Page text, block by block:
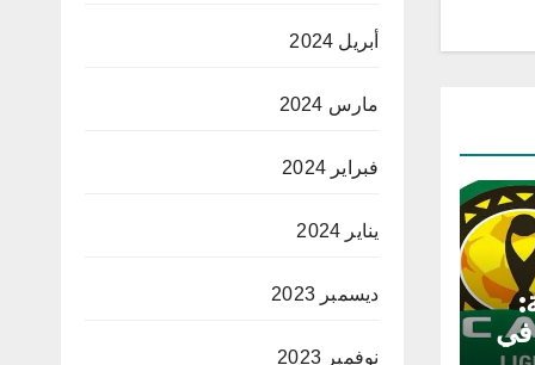
في
أبريل 2024
مارس 2024
فبراير 2024
يناير 2024
ديسمبر 2023
نوفمبر 2023